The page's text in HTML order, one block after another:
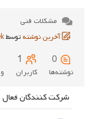
مشکلات فنی
آخرین نوشته توسط
0
نوشته‌ها
1
کاربران
شرکت کنندگان فعال